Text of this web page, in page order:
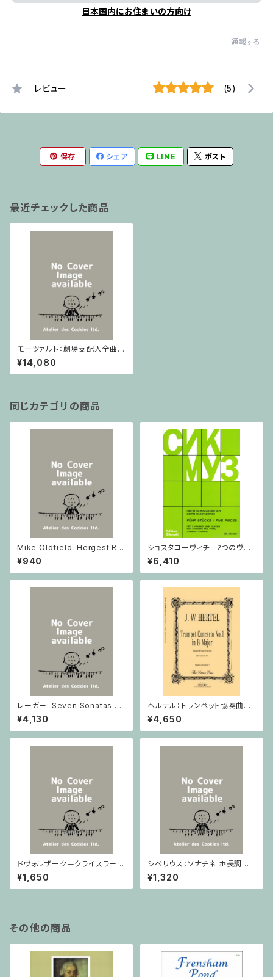
日本国内にお住まいの方向け
通報する
レビュー (5)
保存 シェア LINE ポスト
最近チェックした商品
モーツァルト：劇場支配人全曲 b
arenreiter / フルスコア
¥14,080
同じカテゴリの商品
Mike Oldfield: Hergest Rid
ge / ピアノ
¥940
ショスタコーヴィチ : 2つのヴァ
イオリンとピアノのための 5つの
小品 / ヴァイオリン2とピアノ
¥6,410
レーガー: Seven Sonatas o
p. 91 Heft 2 / ヴァイオリン
¥4,130
ヘルテル：トランペット協奏曲第1
番 変ホ長調/トランペット・ピア
ノ
¥4,650
ドヴォルザーク＝クライスラー：
スラヴ幻想曲 ロ短調 from Op.
55-4, Op.75 / ヴァイオリンと
ピアノ
¥1,650
シベリウス：ソナチネ ホ長調 O
p.80 / ヴァイオリンとピアノ
¥1,320
その他の商品